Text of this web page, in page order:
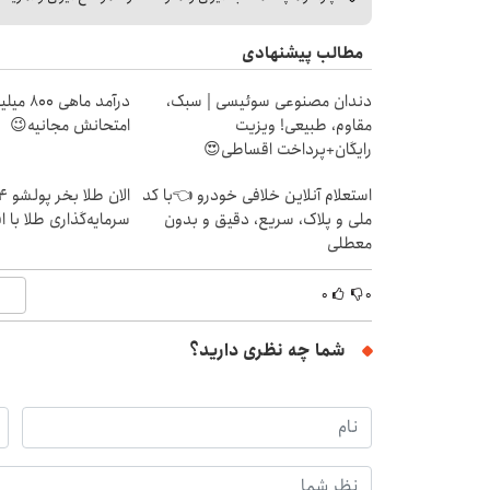
مطالب پیشنهادی
دندان مصنوعی سوئیسی | سبک،
مقاوم، طبیعی! ویزیت
رایگان+پرداخت اقساطی😍
درآمد
امتحانش مجانیه😉
استعلام آنلاین خلافی خودرو 👈با کد
ملی و پلاک، سریع، دقیق و بدون
معطلی
سرمایه‌گذاری طلا
۰ ۰
شما چه نظری دارید؟